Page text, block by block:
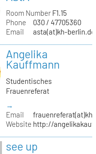
Room NumberF1.15
Phone
030 / 47705360
Email
asta(at)kh-berlin.de
Angelika
Kauffmann
Studentisches
Frauenreferat
→
Email
Website http://
see up